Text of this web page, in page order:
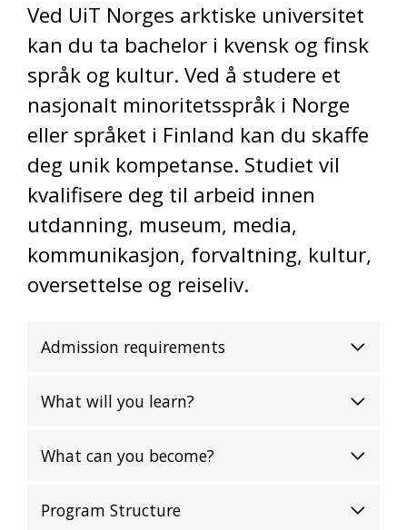
Ved UiT Norges arktiske universitet
kan du ta bachelor i kvensk og finsk
språk og kultur. Ved å studere et
nasjonalt minoritetsspråk i Norge
eller språket i Finland kan du skaffe
deg unik kompetanse. Studiet vil
kvalifisere deg til arbeid innen
utdanning, museum, media,
kommunikasjon, forvaltning, kultur,
oversettelse og reiseliv.
Admission requirements
What will you learn?
What can you become?
Program Structure